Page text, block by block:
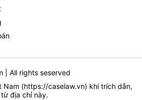
| All rights seserved
Nam (https://caselaw.vn) khi trích dẫn,
địa chỉ này.